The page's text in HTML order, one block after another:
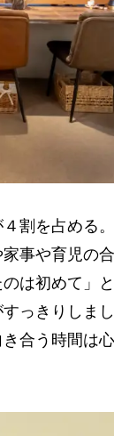
割を占める
事や育児の
は初めて」
っきりしま
合う時間は